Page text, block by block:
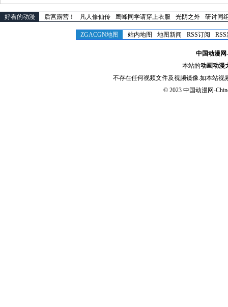
好看的动漫 后宫露营！ 凡人修仙传 鹰峰同学请穿上衣服 光阴之外 研讨同
ZGACGN地图 站内地图 地图新闻 RSS订阅
中国动漫网
本站的动画动漫
不存在任何视频文件及视频镜像.如本站视
© 2023 中国动漫网-